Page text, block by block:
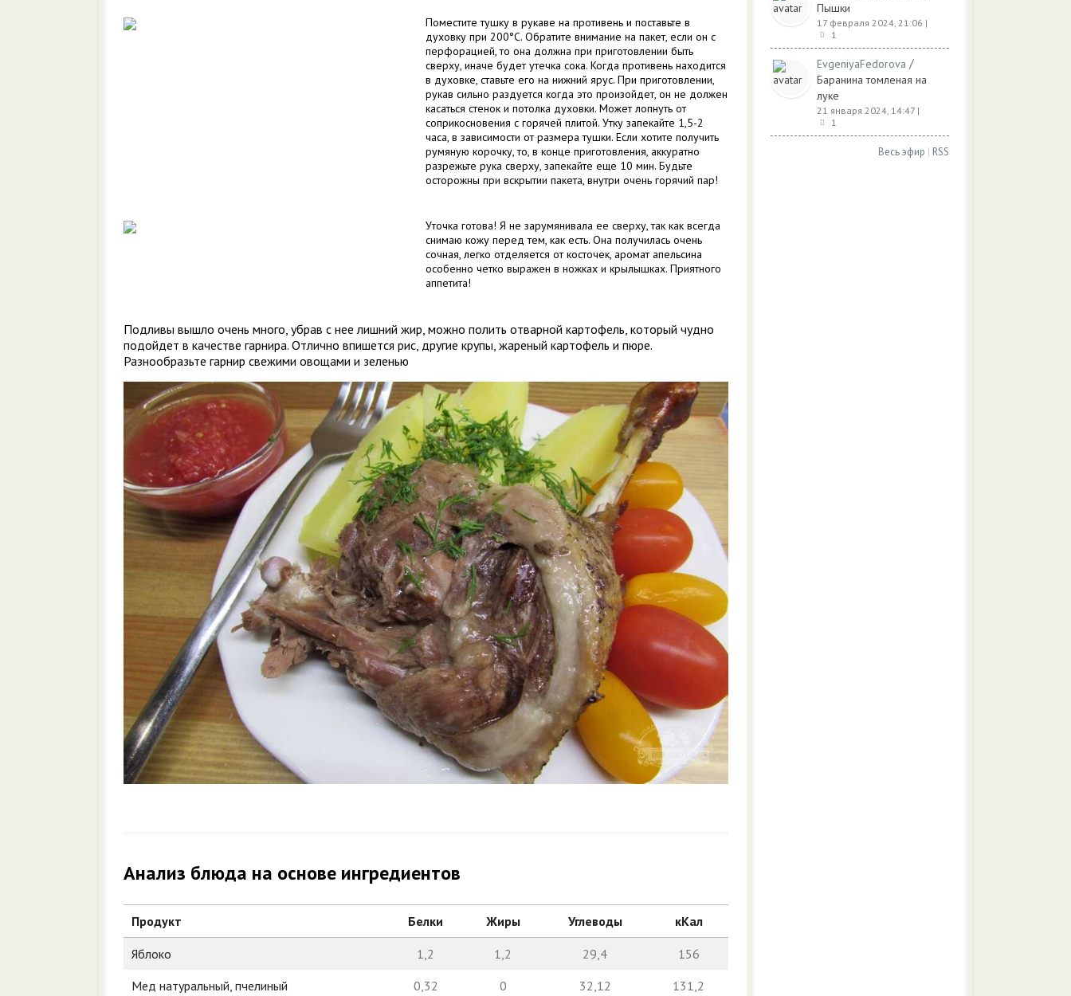
Поместите тушку в рукаве на противень и поставьте в
духовку при 200°C. Обратите внимание на пакет, если он с
перфорацией, то она должна при приготовлении быть
сверху, иначе будет утечка сока. Когда противень находится
в духовке, ставьте его на нижний ярус. При приготовлении,
рукав сильно раздуется когда это произойдет, он не должен
касаться стенок и потолка духовки. Может лопнуть от
соприкосновения с горячей плитой. Утку запекайте 1,5-2
часа, в зависимости от размера тушки. Если хотите получить
румяную корочку, то, в конце приготовления, аккуратно
разрежьте рука сверху, запекайте еще 10 мин. Будьте
осторожны при вскрытии пакета, внутри очень горячий пар!
Уточка готова! Я не зарумянивала ее сверху, так как всегда
снимаю кожу перед тем, как есть. Она получилась очень
сочная, легко отделяется от косточек, аромат апельсина
особенно четко выражен в ножках и крылышках. Приятного
аппетита!
Подливы вышло очень много, убрав с нее лишний жир, можно полить отварной картофель, который чудно
подойдет в качестве гарнира. Отлично впишется рис, другие крупы, жареный картофель и пюре.
Разнообразьте гарнир свежими овощами и зеленью
Анализ блюда на основе ингредиентов
Продукт Белки Жиры Углеводы кКал
Яблоко 1,2 1,2 29,4
156
Мед натуральный, пчелиный
0,32 0 32,12 131,2
Пышки
17 февраля 2024, 21:06 |
1
EvgeniyaFedorova /
Баранина томленая на
луке
21 января 2024, 14:47 |
1
Весь эфир | RSS